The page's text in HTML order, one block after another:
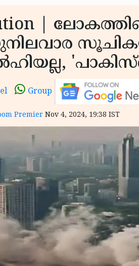
|
Group
Premier Nov 4, 2024, 19:38 IST